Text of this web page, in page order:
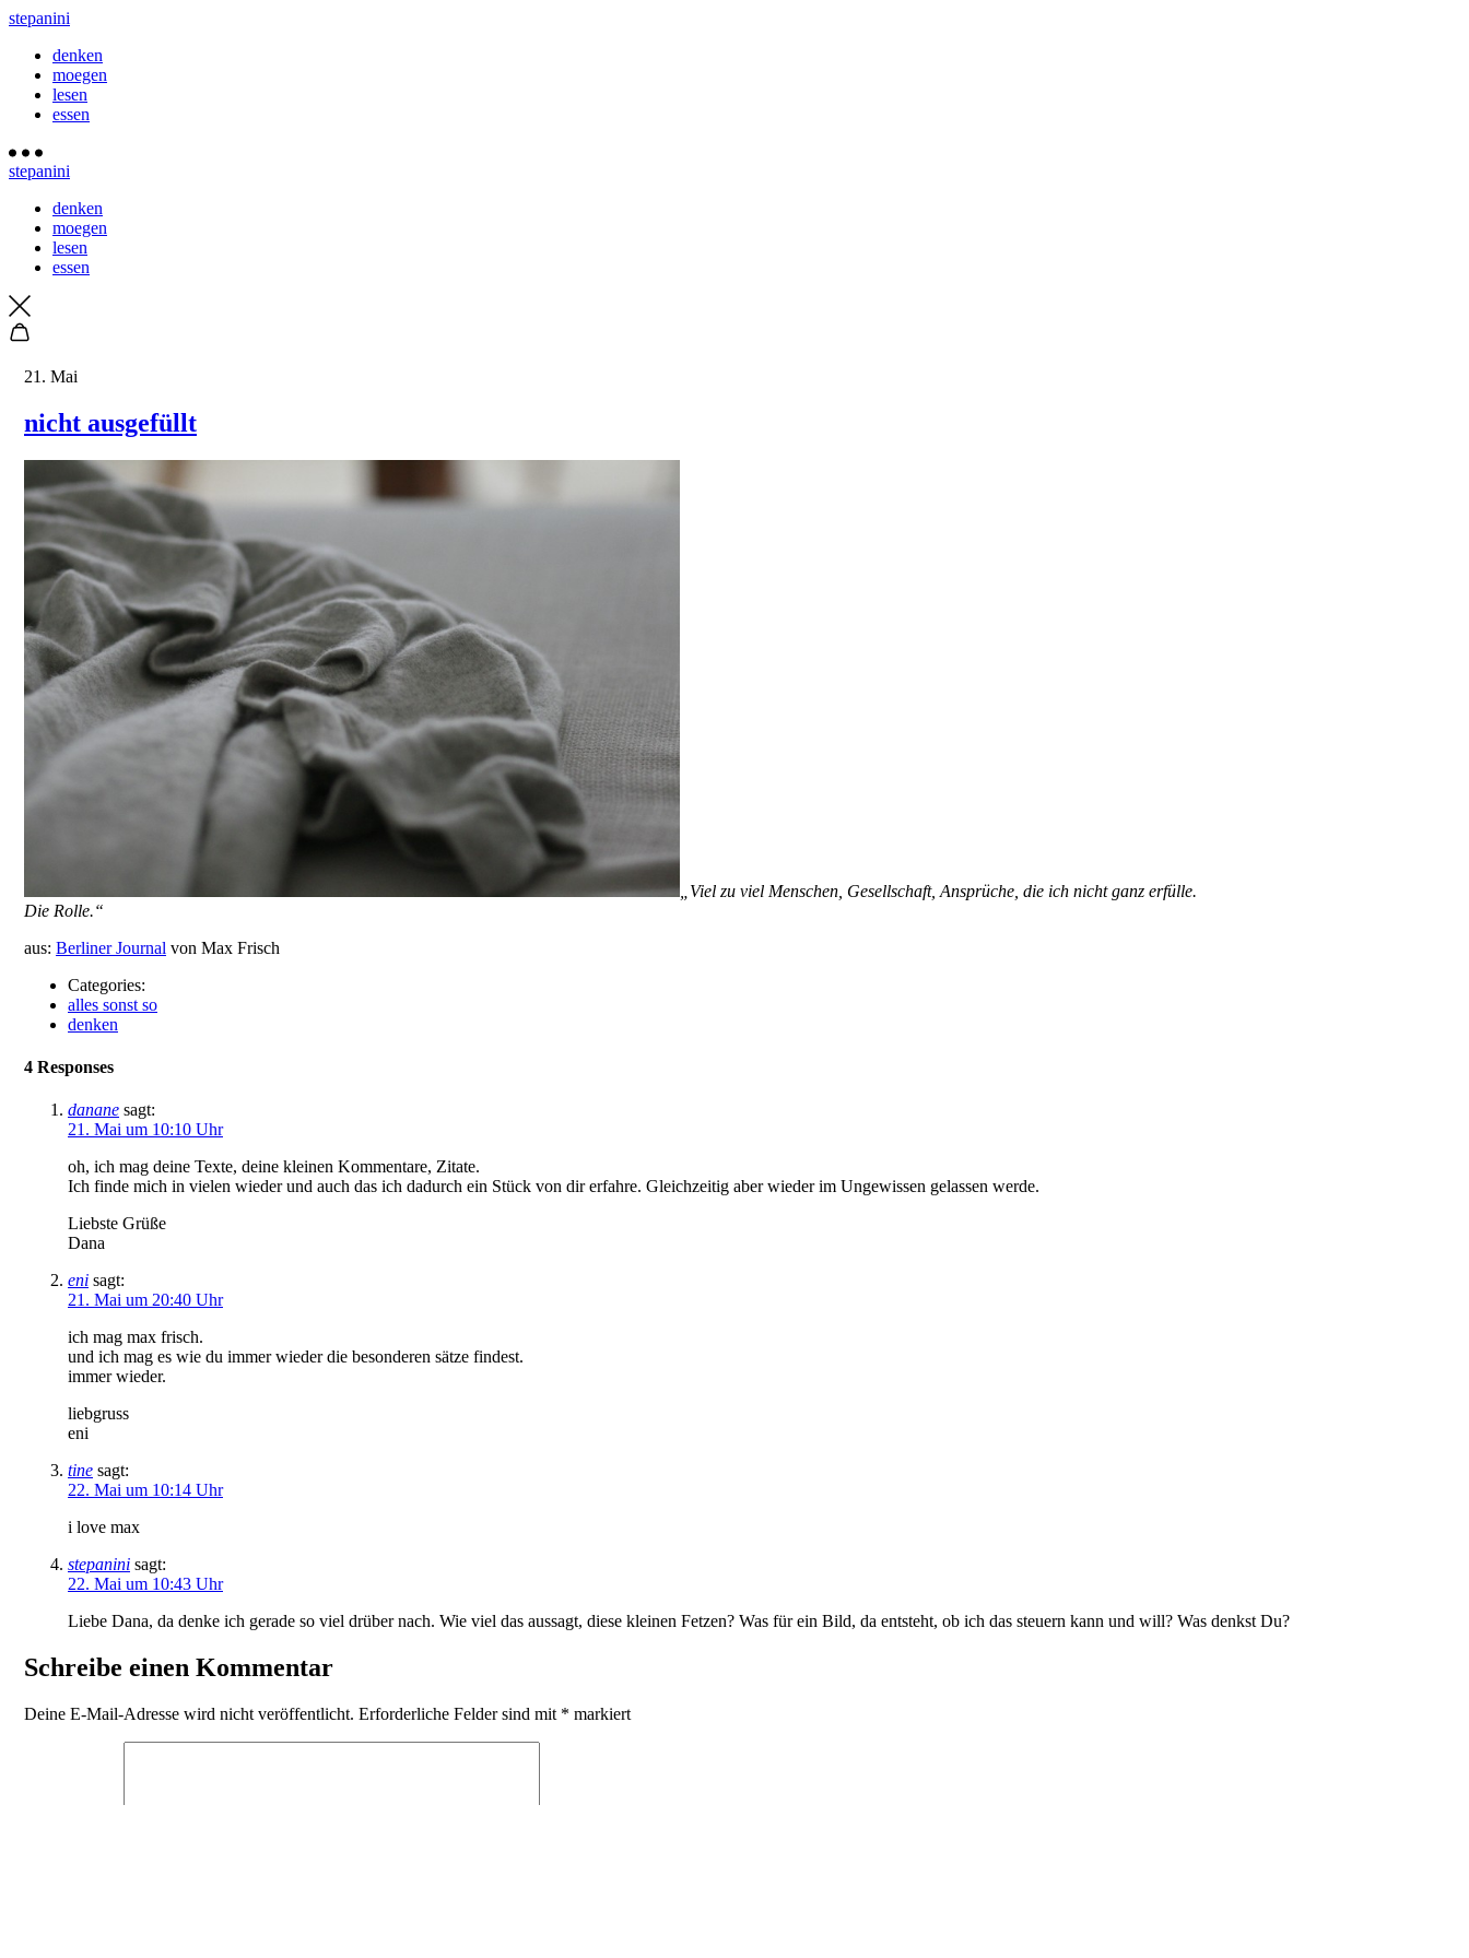
stepanini
denken
moegen
lesen
essen
stepanini
denken
moegen
lesen
essen
21. Mai
nicht ausgefüllt
„Viel zu viel Menschen, Gesellschaft, Ansprüche, die ich nicht ganz erfülle.
Die Rolle.“
aus: Berliner Journal von Max Frisch
Categories:
alles sonst so
denken
4 Responses
danane sagt:
21. Mai um 10:10 Uhr
oh, ich mag deine Texte, deine kleinen Kommentare, Zitate.
Ich finde mich in vielen wieder und auch das ich dadurch ein Stück von dir erfahre. Gleichzeitig aber wieder im Ungewissen gelassen werde.
Liebste Grüße
Dana
eni sagt:
21. Mai um 20:40 Uhr
ich mag max frisch.
und ich mag es wie du immer wieder die besonderen sätze findest.
immer wieder.
liebgruss
eni
tine sagt:
22. Mai um 10:14 Uhr
i love max
stepanini sagt:
22. Mai um 10:43 Uhr
Liebe Dana, da denke ich gerade so viel drüber nach. Wie viel das aussagt, diese kleinen Fetzen? Was für ein Bild, da entsteht, ob ich das steuern kann und will? Was denkst Du?
Schreibe einen Kommentar
Deine E-Mail-Adresse wird nicht veröffentlicht. Erforderliche Felder sind mit * markiert